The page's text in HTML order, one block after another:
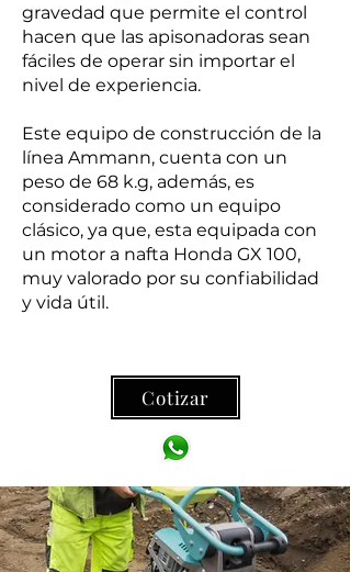
gravedad que permite el control
hacen que las apisonadoras sean
fáciles de operar sin importar el
nivel de experiencia.
Este equipo de construcción de la
línea Ammann, cuenta con un
peso de 68 k.g, además, es
considerado como un equipo
clásico, ya que, esta equipada con
un motor a nafta Honda GX 100,
muy valorado por su confiabilidad
y vida útil.
Cotizar